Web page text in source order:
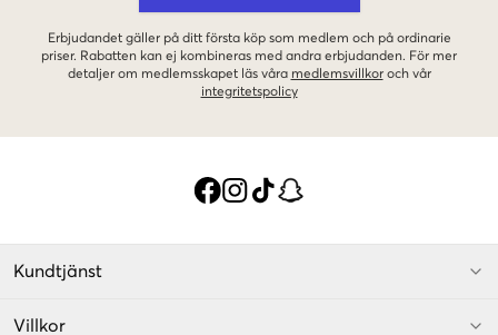
Erbjudandet gäller på ditt första köp som medlem och på ordinarie
priser. Rabatten kan ej kombineras med andra erbjudanden. För mer
detaljer om medlemsskapet läs våra medlemsvillkor och vår
integritetspolicy
Kundtjänst
Villkor